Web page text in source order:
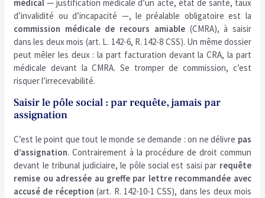
médical — justification médicale d’un acte, état de santé, taux
d’invalidité ou d’incapacité —, le préalable obligatoire est la
commission médicale de recours amiable(CMRA), à saisir
dans les deux mois (art. L. 142-6, R. 142-8 CSS). Un même dossier
peut mêler les deux : la part facturation devant la CRA, la part
médicale devant la CMRA. Se tromper de commission, c’est
risquer l’irrecevabilité.
Saisir le pôle social : par requête, jamais par
assignation
C’est le point que tout le monde se demande : on ne délivre pas
d’assignation. Contrairement à la procédure de droit commun
devant le tribunal judiciaire, le pôle social est saisi par requête
remise ou adressée au greffe par lettre recommandée avec
accusé de réception (art. R. 142-10-1 CSS), dans les deux mois